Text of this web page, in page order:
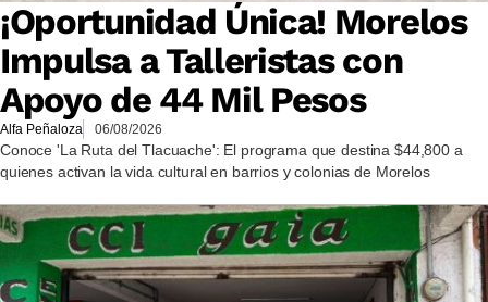
¡Oportunidad Única! Morelos
Impulsa a Talleristas con
Apoyo de 44 Mil Pesos
Alfa Peñaloza 06/08/2026
Conoce 'La Ruta del Tlacuache': El programa que destina $44,800 a
quienes activan la vida cultural en barrios y colonias de Morelos